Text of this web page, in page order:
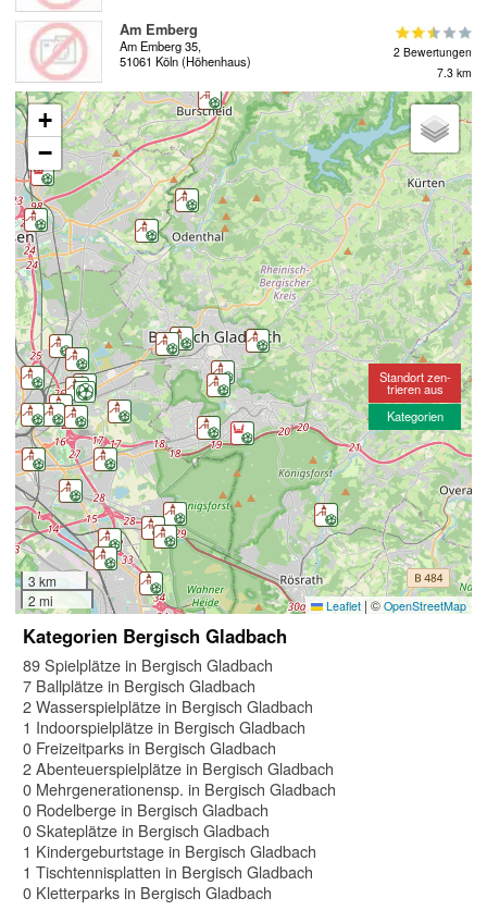
Am Emberg
Am Emberg 35,
51061 Köln (Höhenhaus)
2 Bewertungen
7.3 km
+
−
3 km
2 mi
Leaflet | © OpenStreetMap
Standort zen-
trieren aus
Kategorien
Kategorien Bergisch Gladbach
89 Spielplätze in Bergisch Gladbach
7 Ballplätze in Bergisch Gladbach
2 Wasserspielplätze in Bergisch Gladbach
1 Indoorspielplätze in Bergisch Gladbach
0 Freizeitparks in Bergisch Gladbach
2 Abenteuerspielplätze in Bergisch Gladbach
0 Mehrgenerationensp. in Bergisch Gladbach
0 Rodelberge in Bergisch Gladbach
0 Skateplätze in Bergisch Gladbach
1 Kindergeburtstage in Bergisch Gladbach
1 Tischtennisplatten in Bergisch Gladbach
0 Kletterparks in Bergisch Gladbach